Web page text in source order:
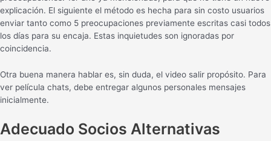
explicación. El siguiente el método es hecha para sin costo usuarios
enviar tanto como 5 preocupaciones previamente escritas casi todos
los días para su encaja. Estas inquietudes son ignoradas por
coincidencia.
Otra buena manera hablar es, sin duda, el video salir propósito. Para
ver película chats, debe entregar algunos personales mensajes
inicialmente.
Adecuado Socios Alternativas